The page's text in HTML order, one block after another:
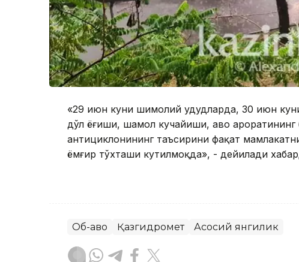
«29 июн куни шимолий ҳудудларда, 30 июн
дўл ёғиши, шамол кучайиши, ҳаво
антициклонининг таъсирини фақат
ёмғир тўхташи кутилмоқда», - дейилади
Об-ҳаво Қазгидромет Асосий янгилик